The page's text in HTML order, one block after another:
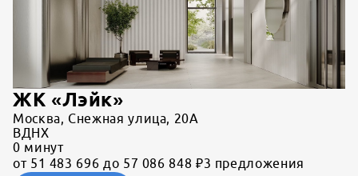
ЖК «Лэйк»
Москва, Снежная улица, 20А
ВДНХ
0 минут
от 51 483 696 до 57 086 848 ₽3 предложения